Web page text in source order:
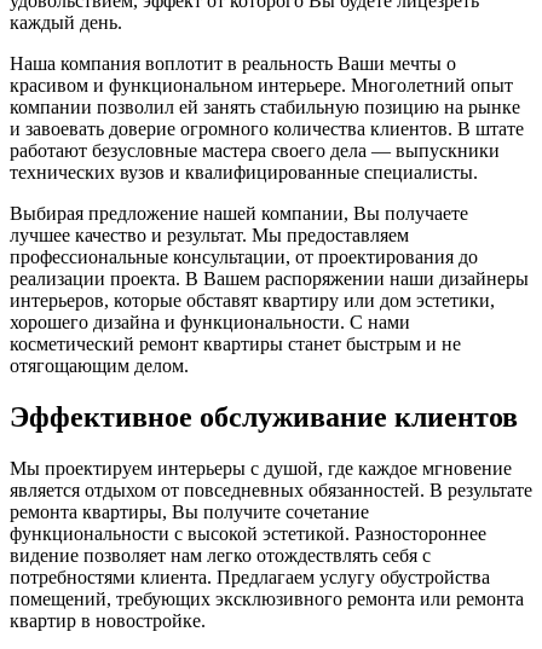
каждый день.
Наша компания воплотит в реальность Ваши мечты о
красивом и функциональном интерьере. Многолетний опыт
компании позволил ей занять стабильную позицию на рынке
и завоевать доверие огромного количества клиентов. В штате
работают безусловные мастера своего дела — выпускники
технических вузов и квалифицированные специалисты.
Выбирая предложение нашей компании, Вы получаете
лучшее качество и результат. Мы предоставляем
профессиональные консультации, от проектирования до
реализации проекта. В Вашем распоряжении наши дизайнеры
интерьеров, которые обставят квартиру или дом эстетики,
хорошего дизайна и функциональности. С нами
косметический ремонт квартиры станет быстрым и не
отягощающим делом.
Эффективное обслуживание клиентов
Мы проектируем интерьеры с душой, где каждое мгновение
является отдыхом от повседневных обязанностей. В результате
ремонта квартиры, Вы получите сочетание
функциональности с высокой эстетикой. Разностороннее
видение позволяет нам легко отождествлять себя с
потребностями клиента. Предлагаем услугу обустройства
помещений, требующих эксклюзивного ремонта или ремонта
квартир в новостройке.